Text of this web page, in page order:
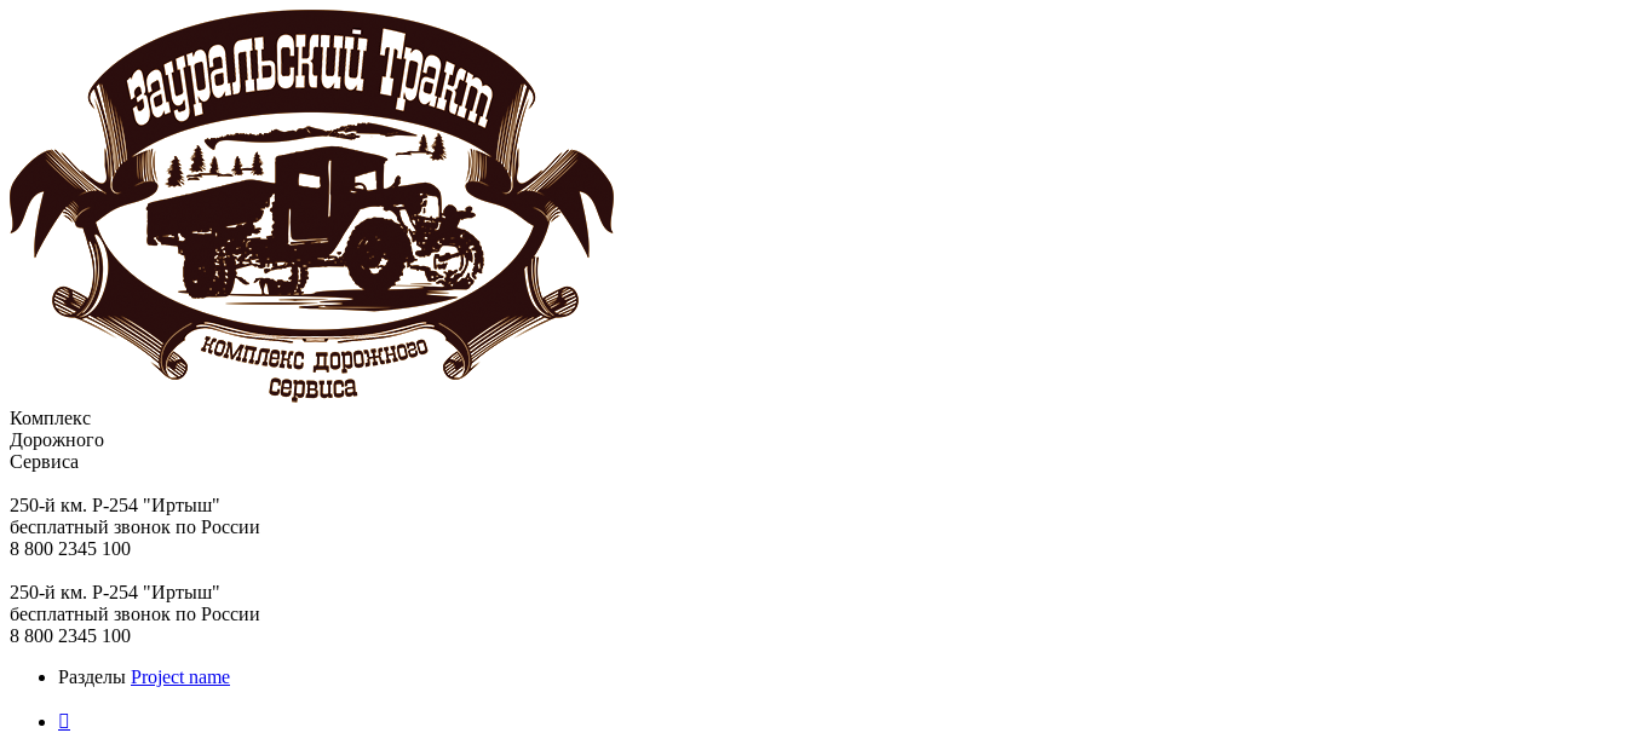
Комплекс
Дорожного
Сервиса
250-й км. Р-254 "Иртыш"
бесплатный звонок по России
8 800 2345 100
250-й км. Р-254 "Иртыш"
бесплатный звонок по России
8 800 2345 100
Разделы Project name
